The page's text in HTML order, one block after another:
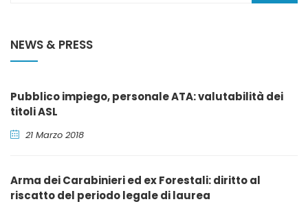
NEWS & PRESS
Pubblico impiego, personale ATA: valutabilità dei
titoli ASL
21 Marzo 2018
Arma dei Carabinieri ed ex Forestali: diritto al
riscatto del periodo legale di laurea